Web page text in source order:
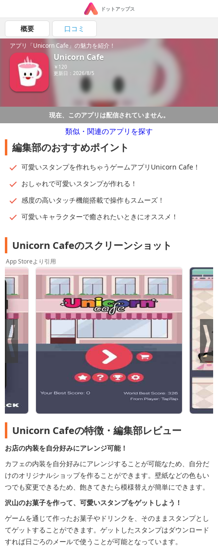
ドットアップス
概要 口コミ
アプリ「Unicorn Cafe」の魅力を紹介！
Unicorn Cafe
￥120
更新日：2026/8/5
現在、このアプリは配信されていません。
類似・関連のアプリを探す
編集部のおすすめポイント
可愛いスタンプを作れちゃうゲームアプリUnicorn Cafe！
おしゃれで可愛いスタンプが作れる！
感度の高いタッチ機能搭載で操作もスムーズ！
可愛いキャラクターで癒されたいときにオススメ！
Unicorn Cafeのスクリーンショット
App Storeより引用
Unicorn Cafeの特徴・編集部レビュー
お店の内装を自分好みにアレンジ可能！
カフェの内装を自分好みにアレンジすることが可能なため、自分だ
けのオリジナルショップを作ることができます。壁紙などの色もい
つでも変更できるため、飽きてきたら模様替えが簡単にできます。
沢山のお菓子を作って、可愛いスタンプをゲットしよう！
ゲームを通じて作ったお菓子やドリンクを、そのままスタンプとし
てゲットすることができます。ゲットしたスタンプはダウンロード
すれば日ごろのメールで使うことが可能となっています。